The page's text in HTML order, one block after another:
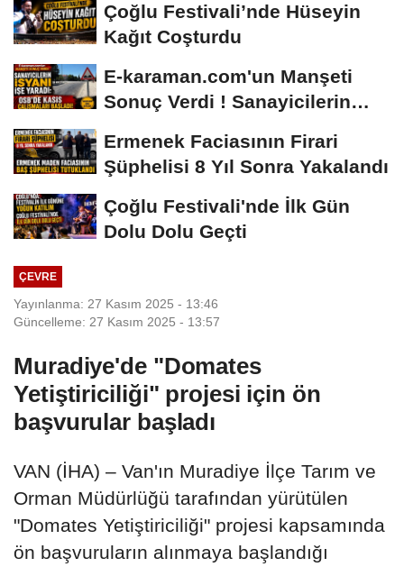
Çoğlu Festivali’nde Hüseyin
Kağıt Coşturdu
E-karaman.com'un Manşeti
Sonuç Verdi ! Sanayicilerin
Ermenek Faciasının Firari
Şüphelisi 8 Yıl Sonra Yakalandı
Çoğlu Festivali'nde İlk Gün
Dolu Dolu Geçti
ÇEVRE
Yayınlanma: 27 Kasım 2025 - 13:46
Güncelleme: 27 Kasım 2025 - 13:57
Muradiye'de "Domates
Yetiştiriciliği" projesi için ön
başvurular başladı
VAN (İHA) – Van'ın Muradiye İlçe Tarım ve
Orman Müdürlüğü tarafından yürütülen
"Domates Yetiştiriciliği" projesi kapsamında
ön başvuruların alınmaya başlandığı